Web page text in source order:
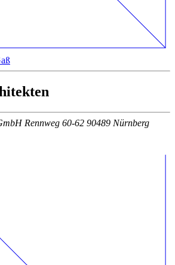
Rennweg 60-62 90489 Nürnberg